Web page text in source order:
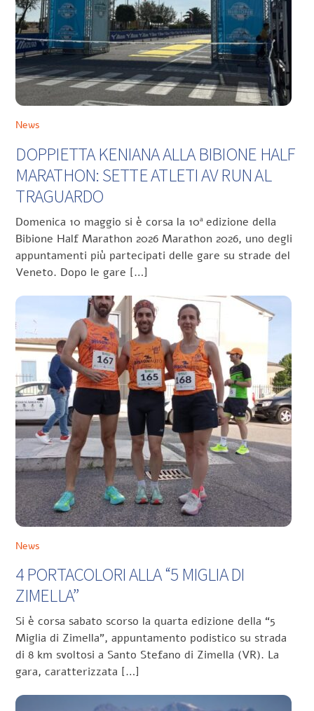
News
DOPPIETTA KENIANA ALLA BIBIONE HALF
MARATHON: SETTE ATLETI AV RUN AL
TRAGUARDO
Domenica 10 maggio si è corsa la 10ª edizione della
Bibione Half Marathon 2026 Marathon 2026, uno degli
appuntamenti più partecipati delle gare su strade del
Veneto. Dopo le gare […]
News
4 PORTACOLORI ALLA “5 MIGLIA DI
ZIMELLA”
Si è corsa sabato scorso la quarta edizione della “5
Miglia di Zimella”, appuntamento podistico su strada
di 8 km svoltosi a Santo Stefano di Zimella (VR). La
gara, caratterizzata […]